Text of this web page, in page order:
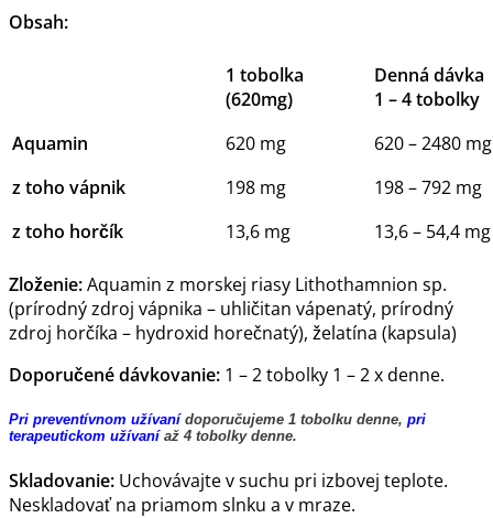
Obsah:
1 tobolka
(620mg)
Denná dávka
1 – 4 tobolky
Aquamin
620 mg
620 – 2480 mg
z toho vápnik
198 mg
198 – 792 mg
z toho horčík
13,6 mg 13,6 – 54,4 mg
Zloženie:Aquamin z morskej riasy Lithothamnion sp.
(prírodný zdroj vápnika – uhličitan vápenatý, prírodný
zdroj horčíka – hydroxid horečnatý), želatína (kapsula)
Doporučené dávkovanie: 1 – 2 tobolky 1 – 2 x denne.
Pri preventívnom užívanídoporučujeme 1 tobolku denne, pri
terapeutickom užívaníaž 4 tobolky denne.
Skladovanie: Uchovávajte v suchu pri izbovej teplote.
Neskladovať na priamom slnku a v mraze.